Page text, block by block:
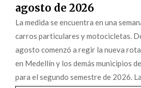
agosto de 2026
La medida se encuentra en una
carros particulares y motocicletas.
agosto comenzó a regir la nueva
en Medellín y los demás municipios
para el segundo semestre de 2026.